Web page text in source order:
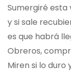
Sumergiré esta
y si sale
es que habrá
Obreros,
Miren si lo duro